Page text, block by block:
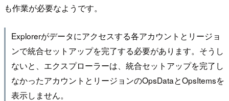
も作業が必要なようです。
Explorerがデータにアクセスする各アカウントとリージョ
ンで統合セットアップを完了する必要があります。そうし
ないと、エクスプローラーは、統合セットアップを完了し
なかったアカウントとリージョンのOpsDataとOpsItemsを
表示しません。